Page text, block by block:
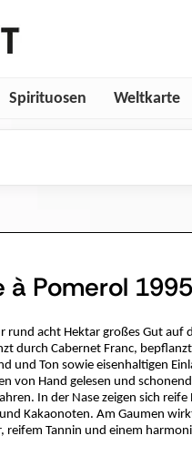
Spirituosen Weltkarte
à Pomerol
rund acht Hektar großes Gut auf
durch Cabernet Franc,
und Ton sowie eisenhaltigen
von Hand gelesen und
In der Nase zeigen sich
Kakaonoten. Am Gaumen
reifem Tannin und einem